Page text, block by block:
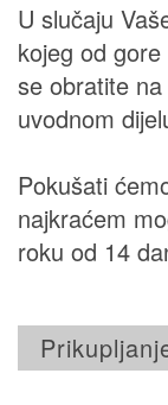
U slučaju
kojeg od
se obratite
uvodnom
Pokušati
najkraćem
roku od 14